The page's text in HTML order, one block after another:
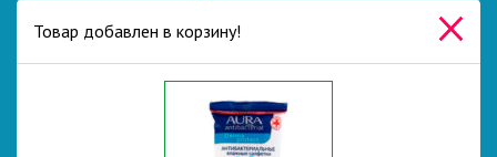
Доставка осуществляется на следующий день после заказа
в течение рабочего дня. Курьеры обеспечены
медицинскими масками и санитайзерами для обработки рук.
Мы используем бесконтактную доставку до двери
Товар добавлен в корзину!